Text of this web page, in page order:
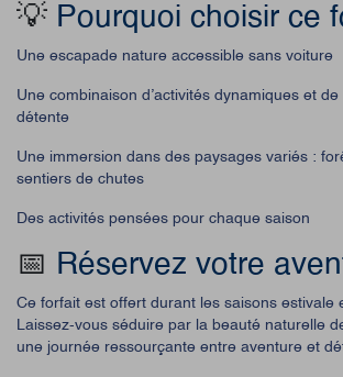
💡 Pourquoi choisir ce
Une escapade nature accessible sans voiture
Une combinaison d’activités dynamiques et
détente
Une immersion dans des paysages variés :
sentiers de chutes
Des activités pensées pour chaque saison
📅 Réservez votre
Ce forfait est offert durant les saisons estivale
Laissez-vous séduire par la beauté naturelle
une journée ressourçante entre aventure et